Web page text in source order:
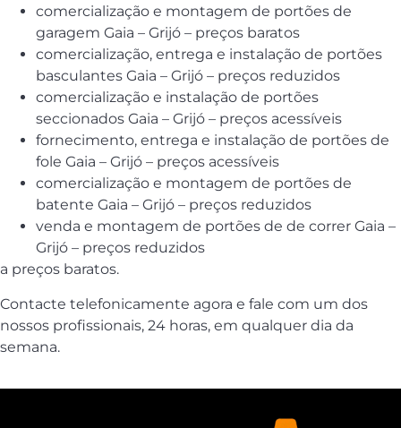
comercialização e montagem de portões de
garagem Gaia – Grijó – preços baratos
comercialização, entrega e instalação de portões
basculantes Gaia – Grijó – preços reduzidos
comercialização e instalação de portões
seccionados Gaia – Grijó – preços acessíveis
fornecimento, entrega e instalação de portões de
fole Gaia – Grijó – preços acessíveis
comercialização e montagem de portões de
batente Gaia – Grijó – preços reduzidos
venda e montagem de portões de de correr Gaia –
Grijó – preços reduzidos
a preços baratos.
Contacte telefonicamente agora e fale com um dos
nossos profissionais, 24 horas, em qualquer dia da
semana.